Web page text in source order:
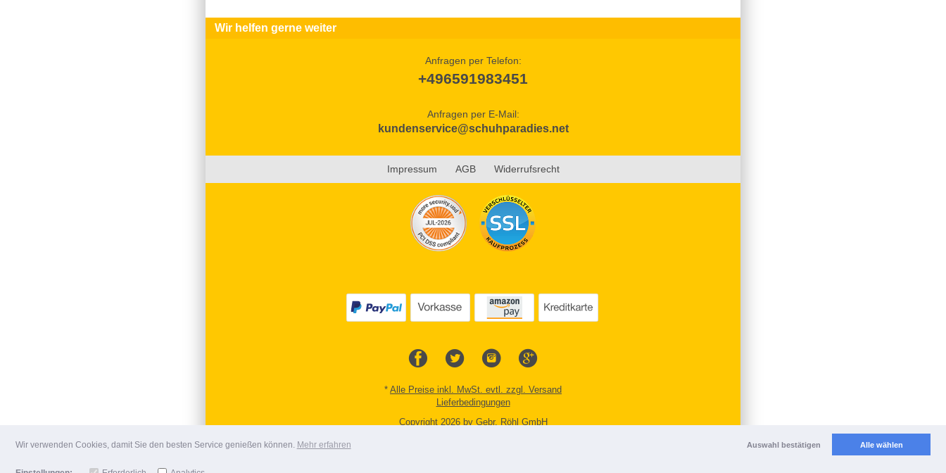
Wir verwenden Cookies, damit Sie den besten Service genießen können. Mehr erfahren Auswahl bestätigen Alle wählen
Wir helfen gerne weiter
Anfragen per Telefon:
+496591983451
Anfragen per E-Mail:
kundenservice@schuhparadies.net
Impressum AGB Widerrufsrecht
* Alle Preise inkl. MwSt. evtl. zzgl. Versand
Lieferbedingungen
Copyright 2026 by Gebr. Röhl GmbH